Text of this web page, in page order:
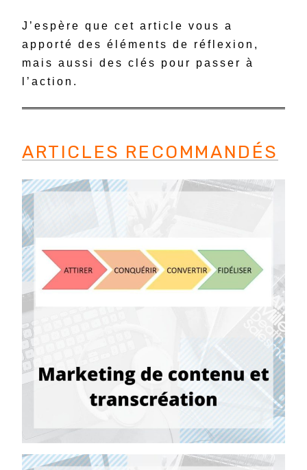
J’espère que cet article vous a
apporté des éléments de réflexion,
mais aussi des clés pour passer à
l’action.
ARTICLES RECOMMANDÉS